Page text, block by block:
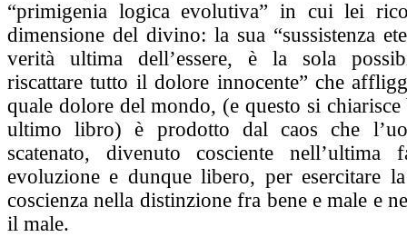
“primigenia logica evolutiva” in cui lei
dimensione del divino: la sua “sussistenza
verità ultima dell’essere, è la sola
riscattare tutto il dolore innocente” che
quale dolore del mondo, (e questo si chiarisce
ultimo libro) è prodotto dal caos che
scatenato, divenuto cosciente nell’ultima
evoluzione e dunque libero, per esercitare
coscienza nella distinzione fra bene e male e
il male.